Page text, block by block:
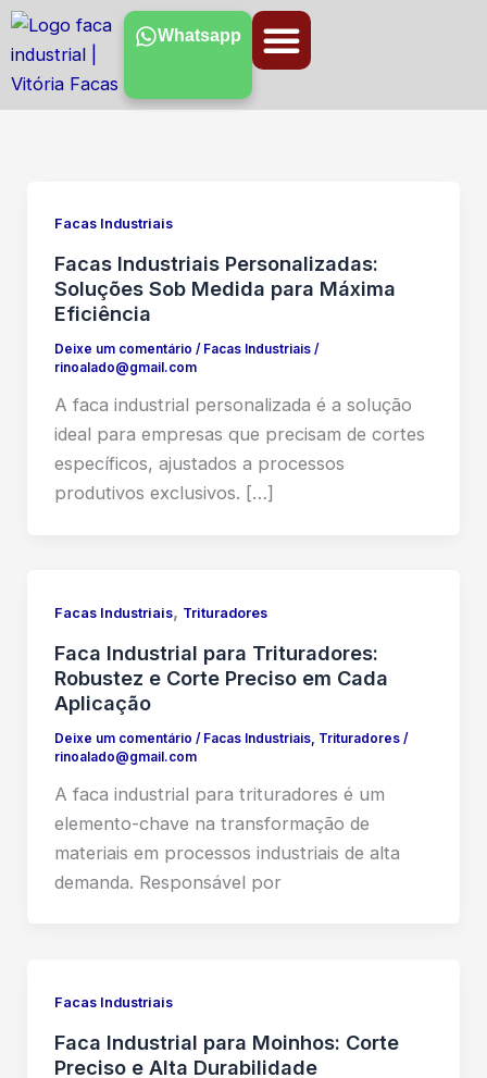
Ir
para
Whatsapp
Facas Industriais
Facas Industriais Personalizadas:
Soluções Sob Medida para Máxima
Eficiência
Deixe um comentário / Facas Industriais/
rinoalado@gmail.com
A faca industrial personalizada é a solução
ideal para empresas que precisam de cortes
específicos, ajustados a processos
produtivos exclusivos. […]
Facas Industriais, Trituradores
Faca Industrial para Trituradores:
Robustez e Corte Preciso em Cada
Aplicação
Deixe um comentário / Facas Industriais, Trituradores/
rinoalado@gmail.com
A faca industrial para trituradores é um
elemento-chave na transformação de
materiais em processos industriais de alta
demanda. Responsável por
Facas Industriais
Faca Industrial para Moinhos: Corte
Preciso e Alta Durabilidade